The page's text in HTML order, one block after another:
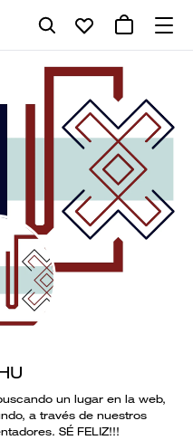
un lugar en la web,
a través de nuestros
SÉ FELIZ!!!